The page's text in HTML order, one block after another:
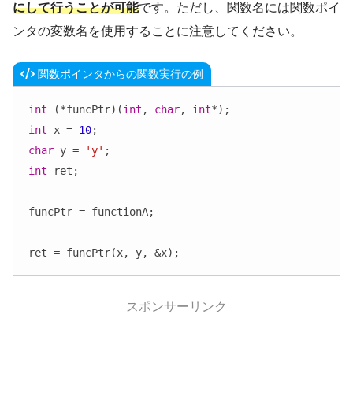
にして行うことが可能です。ただし、関数名には関数ポイ
ンタの変数名を使用することに注意してください。
関数ポインタからの関数実行の例
int (*funcPtr)(int , char, int
int x = 10
char y = 'y'
int ret;
funcPtr = functionA;
スポンサーリンク